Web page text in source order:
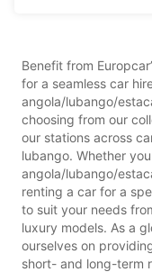
Benefit from
for a seamless car
angola/lubango/
choosing from our
our stations across
lubango. Whether
angola/lubango/
renting a car for a
to suit your needs
luxury models. As a
ourselves on
short- and long-term